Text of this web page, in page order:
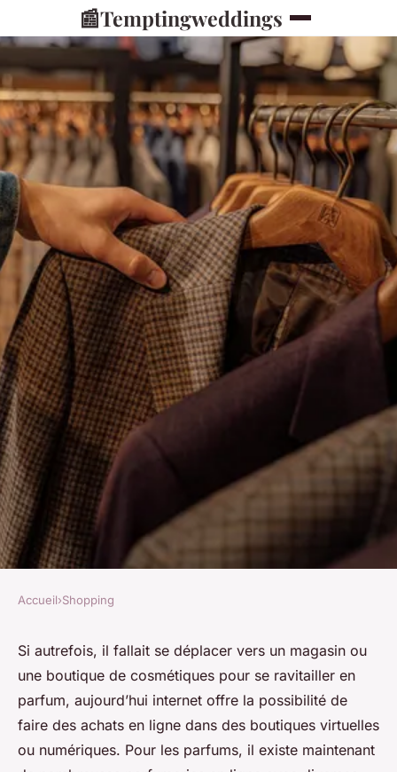
📰Temptingweddings
SHOPPING
Quels sont les avantages et les
tendances actuelles des
parfumeries en ligne ?
Pauline•12 octobre 2023•3 min de lecture
Accueil›Shopping
Si autrefois, il fallait se déplacer vers un magasin ou
une boutique de cosmétiques pour se ravitailler en
parfum, aujourd’hui internet offre la possibilité de
faire des achats en ligne dans des boutiques virtuelles
ou numériques. Pour les parfums, il existe maintenant